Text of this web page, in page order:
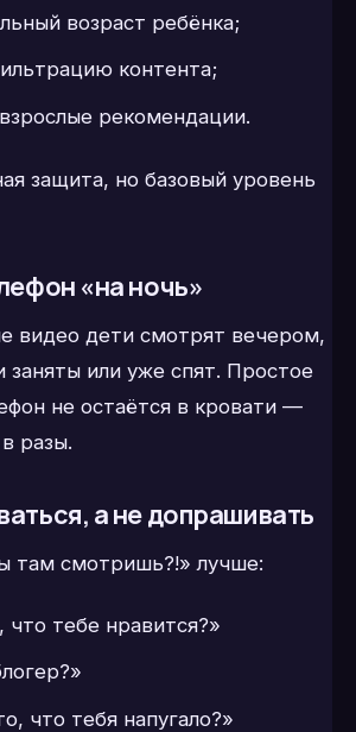
возраст ребёнка;
контента;
рекомендации.
защита, но базовый уровень
«на ночь»
видео дети смотрят вечером,
заняты или уже спят. Простое
не остаётся в кровати —
разы.
а не допрашивать
там смотришь?!» лучше:
тебе нравится?»
что тебя напугало?»